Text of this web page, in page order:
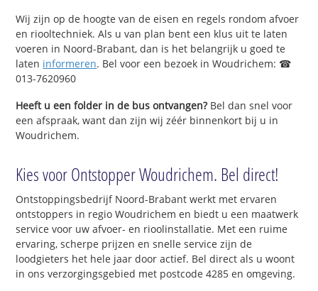
Wij zijn op de hoogte van de eisen en regels rondom afvoer
en riooltechniek. Als u van plan bent een klus uit te laten
voeren in Noord-Brabant, dan is het belangrijk u goed te
laten informeren. Bel voor een bezoek in Woudrichem: ☎
013-7620960
Heeft u een folder in de bus ontvangen?Bel dan snel voor
een afspraak, want dan zijn wij zéér binnenkort bij u in
Woudrichem.
Kies voor Ontstopper Woudrichem. Bel direct!
Ontstoppingsbedrijf Noord-Brabant werkt met ervaren
ontstoppers in regio Woudrichem en biedt u een maatwerk
service voor uw afvoer- en rioolinstallatie. Met een ruime
ervaring, scherpe prijzen en snelle service zijn de
loodgieters het hele jaar door actief. Bel direct als u woont
in ons verzorgingsgebied met postcode 4285 en omgeving.